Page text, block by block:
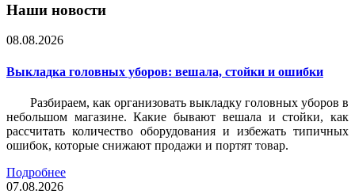
Наши новости
08.08.2026
Выкладка головных уборов: вешала, стойки и ошибки
Разбираем, как организовать выкладку головных уборов в
небольшом магазине. Какие бывают вешала и стойки, как
рассчитать количество оборудования и избежать типичных
ошибок, которые снижают продажи и портят товар.
Подробнее
07.08.2026